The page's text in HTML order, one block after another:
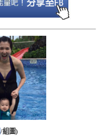
/組圖)